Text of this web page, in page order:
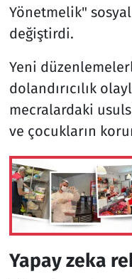
Yönetmelik"
değiştirdi.
Yeni
dolandırıcılık
mecralardaki
ve çocukların
Yapay zeka
Televizyon